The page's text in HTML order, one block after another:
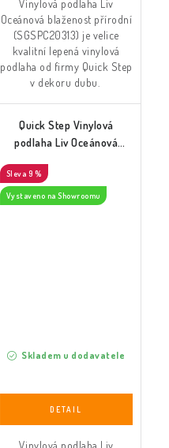
Vinylová podlaha Liv
Oceánová blaženost přírodní
(SGSPC20313) je velice
kvalitní lepená vinylová
podlaha od firmy Quick Step
v dekoru dubu.
Quick Step Vinylová
podlaha Liv Oceánová
(SGSPC20314)
9 %
Vystaveno na Showroomu
Skladem u dodavatele
Vinylová podlaha Liv